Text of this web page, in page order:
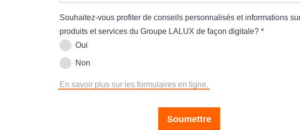
Souhaitez-vous profiter de conseils personnalisés et informations
produits et services du Groupe LALUX de façon digitale? *
Oui
Non
En savoir plus sur les formulaires en ligne.
Soumettre